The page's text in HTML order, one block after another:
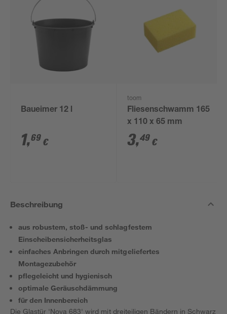
Baueimer 12 l
1,69 €
toom
Fliesenschwamm 165
x 110 x 65 mm
3,49 €
Beschreibung
aus robustem, stoß- und schlagfestem
Einscheibensicherheitsglas
einfaches Anbringen durch mitgeliefertes
Montagezubehör
pflegeleicht und hygienisch
optimale Geräuschdämmung
für den Innenbereich
Die Glastür 'Nova 683' wird mit dreiteiligen Bändern in Schwarz